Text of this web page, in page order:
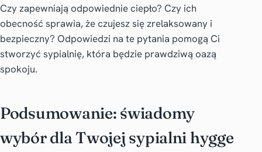
Czy zapewniają odpowiednie ciepło? Czy ich
obecność sprawia, że czujesz się zrelaksowany i
bezpieczny? Odpowiedzi na te pytania pomogą Ci
stworzyć sypialnię, która będzie prawdziwą oazą
spokoju.
Podsumowanie: świadomy
wybór dla Twojej sypialni hygge